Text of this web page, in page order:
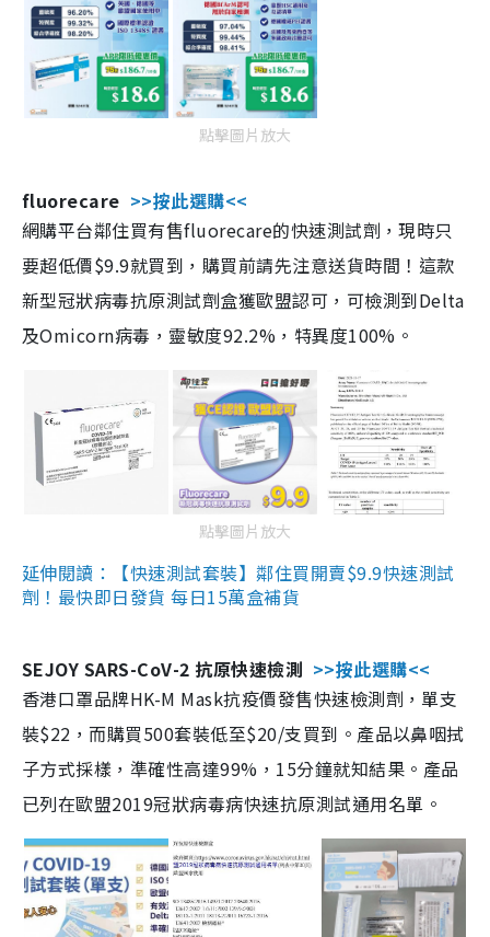
點擊圖片放大
fluorecare >>按此選購<<
網購平台鄰住買有售fluorecare的快速測試劑，現時只
要超低價$9.9就買到，購買前請先注意送貨時間！這款
新型冠狀病毒抗原測試劑盒獲歐盟認可，可檢測到Delta
及Omicorn病毒，靈敏度92.2%，特異度100%。
點擊圖片放大
延伸閱讀：【快速測試套裝】鄰住買開賣$9.9快速測試
劑！最快即日發貨 每日15萬盒補貨
SEJOY SARS-CoV-2 抗原快速檢測 >>按此選購<<
香港口罩品牌HK-M Mask抗疫價發售快速檢測劑，單支
裝$22，而購買500套裝低至$20/支買到。產品以鼻咽拭
子方式採樣，準確性高達99%，15分鐘就知結果。產品
已列在歐盟2019冠狀病毒病快速抗原測試通用名單。